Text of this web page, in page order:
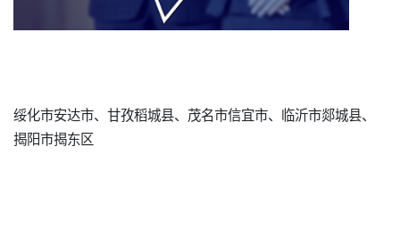
绥化市安达市、甘孜稻城县、茂名市信宜市、临沂市郯城县、
揭阳市揭东区